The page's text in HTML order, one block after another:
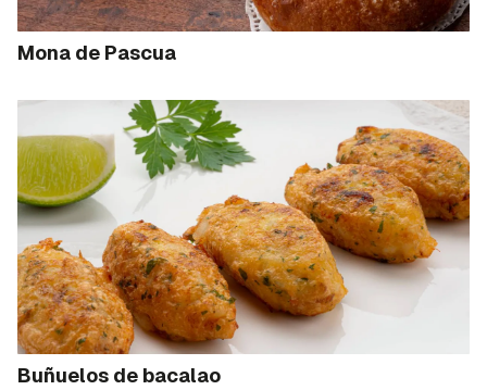
Mona de Pascua
Buñuelos de bacalao